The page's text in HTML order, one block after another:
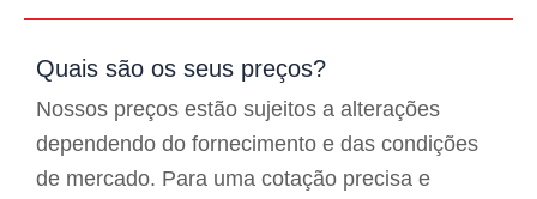
Quais são os seus preços?
Nossos preços estão sujeitos a alterações
dependendo do fornecimento e das condições
de mercado. Para uma cotação precisa e